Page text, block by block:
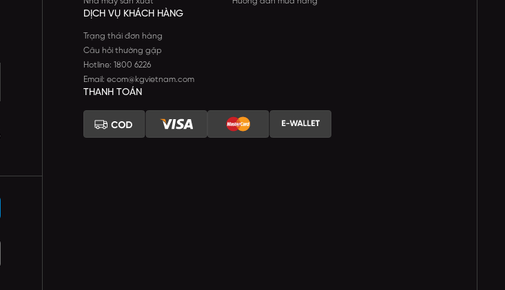
DỊCH VỤ KHÁCH HÀNG
Trạng thái đơn hàng
Câu hỏi thường gặp
Hotline: 1800 6226
Email: ecom@kgvietnam.com
THANH TOÁN